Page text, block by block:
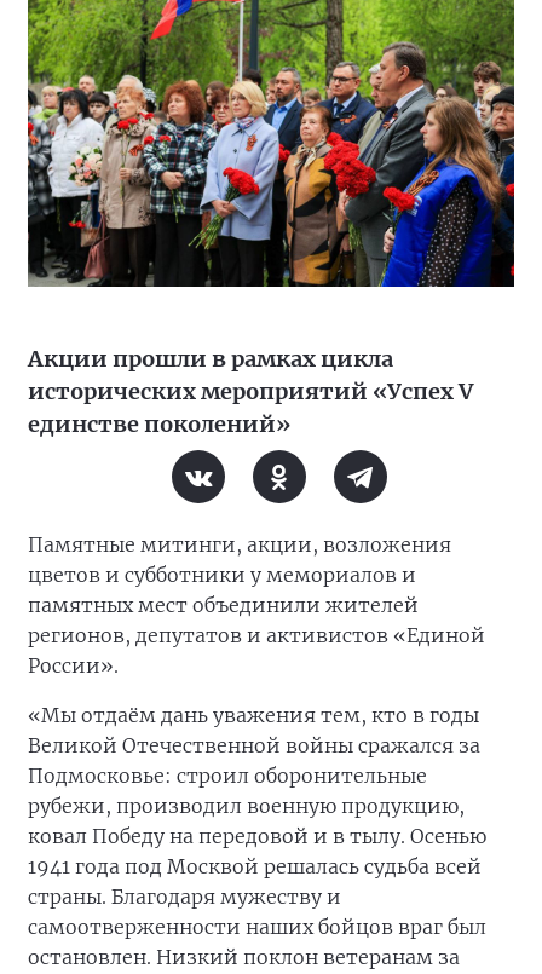
Акции прошли в рамках цикла
исторических мероприятий «Успех V
единстве поколений»
Памятные митинги, акции, возложения
цветов и субботники у мемориалов и
памятных мест объединили жителей
регионов, депутатов и активистов «Единой
России».
«Мы отдаём дань уважения тем, кто в годы
Великой Отечественной войны сражался за
Подмосковье: строил оборонительные
рубежи, производил военную продукцию,
ковал Победу на передовой и в тылу. Осенью
1941 года под Москвой решалась судьба всей
страны. Благодаря мужеству и
самоотверженности наших бойцов враг был
остановлен. Низкий поклон ветеранам за